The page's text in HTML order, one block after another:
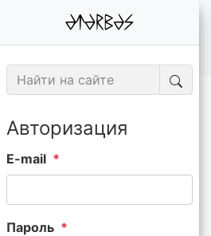
Авторизация
E-mail
Пароль